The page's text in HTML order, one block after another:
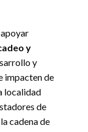
y
y
impacten de
localidad
de
cadena de